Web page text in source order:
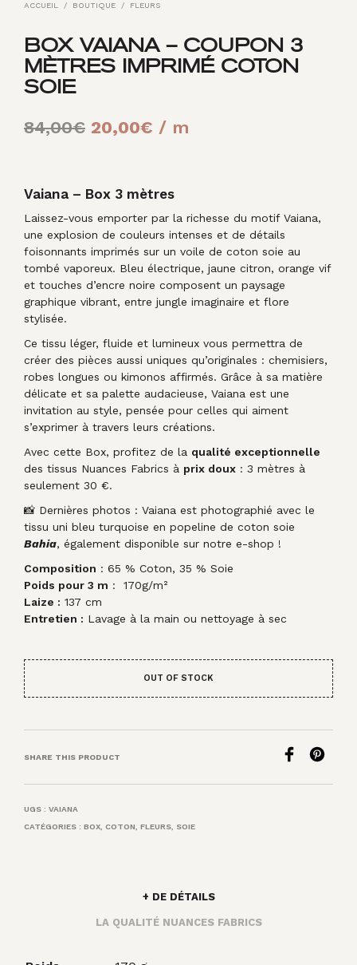
ACCUEIL / BOUTIQUE / FLEURS
BOX VAIANA – COUPON 3
MÈTRES IMPRIMÉ COTON
SOIE
84,00€ Le
84,00€.
20,00€ Le
20,00€.
/ m
Vaiana – Box 3 mètres
Laissez-vous emporter par la richesse du motif Vaiana,
une explosion de couleurs intenses et de détails
foisonnants imprimés sur un voile de coton soie au
tombé vaporeux. Bleu électrique, jaune citron, orange vif
et touches d’encre noire composent un paysage
graphique vibrant, entre jungle imaginaire et flore
stylisée.
Ce tissu léger, fluide et lumineux vous permettra de
créer des pièces aussi uniques qu’originales : chemisiers,
robes longues ou kimonos affirmés. Grâce à sa matière
délicate et sa palette audacieuse, Vaiana est une
invitation au style, pensée pour celles qui aiment
s’exprimer à travers leurs créations.
Avec cette Box, profitez de la qualité exceptionnelle
des tissus Nuances Fabrics à prix doux : 3 mètres à
seulement 30 €.
📸 Dernières photos : Vaiana est photographié avec le
tissu uni bleu turquoise en popeline de coton soie
Bahia, également disponible sur notre e-shop !
Composition : 65 % Coton, 35 % Soie
Poids pour 3 m : 170g/m²
Laize : 137 cm
Entretien : Lavage à la main ou nettoyage à sec
OUT OF STOCK
SHARE THIS PRODUCT
UGS : VAIANA
CATÉGORIES : BOX, COTON, FLEURS, SOIE
+ DE DÉTAILS
LA QUALITÉ NUANCES FABRICS